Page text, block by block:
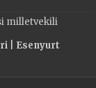
milletvekili
| Esenyurt